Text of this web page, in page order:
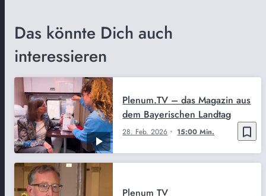
Das könnte Dich auch
interessieren
bookmark_border
28. Feb. 2026 15:00 Min.
Plenum.TV – das Magazin aus
dem Bayerischen Landtag
Plenum TV